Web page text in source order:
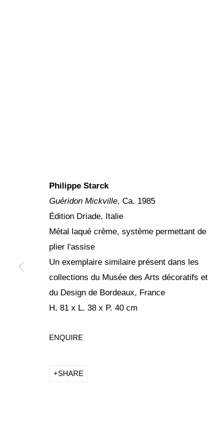
PHILIPPE
Philippe Starck
Guéridon Mickville, Ca. 1985
Édition Driade, Italie
Métal laqué crème, système permettant de
plier l'assise
Un exemplaire similaire présent dans les
collections du Musée des Arts décoratifs et
du Design de Bordeaux, France
H. 81 x L. 38 x P. 40 cm
ENQUIRE
SHARE